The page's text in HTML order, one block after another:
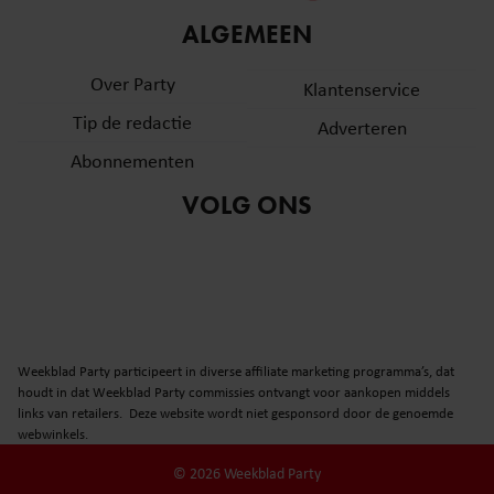
partners voor social media, adverteren en analyse. Deze
informatie die u aan ze heeft verstrekt of die ze hebben
verzameld op basis van uw gebruik van hun services. U
gebruiken.
ALGEMEEN
Over Party
Tip de redactie
Abonnementen
Klantenservice
Adverteren
VOLG ONS
Weekblad Party participeert in diverse affiliate marketing programma’s, dat
houdt in dat Weekblad Party commissies ontvangt voor aankopen middels
links van retailers. Deze website wordt niet gesponsord door de genoemde
webwinkels.
© 2026 Weekblad Party